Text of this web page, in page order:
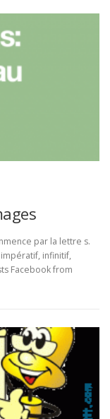
par la lettre s.
infinitif,
Facebook from